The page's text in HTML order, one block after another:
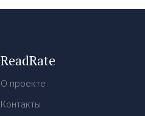
ReadRate
О проекте
Контакты